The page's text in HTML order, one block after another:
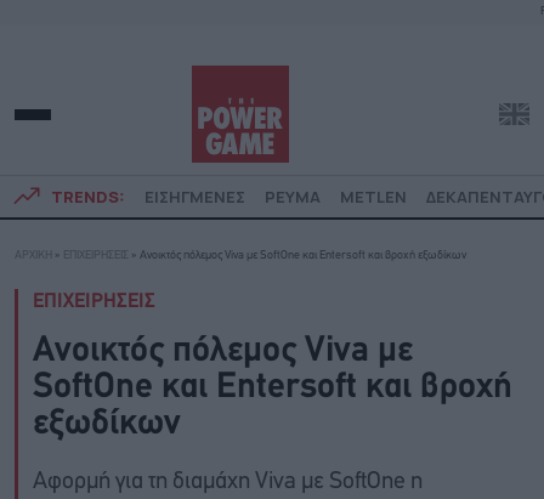
TRENDS: ΕΙΣΗΓΜΕΝΕΣ ΡΕΥΜΑ METLEN
ΑΡΧΙΚΗ » ΕΠΙΧΕΙΡΗΣΕΙΣ » Ανοικτός πόλεμος Viva με SoftOne και Entersoft και βροχή εξωδίκων
ΕΠΙΧΕΙΡΗΣΕΙΣ
Ανοικτός πόλεμος Viva με
SoftOne και Entersoft και βροχή
εξωδίκων
Αφορμή για τη διαμάχη Viva με SoftOne η